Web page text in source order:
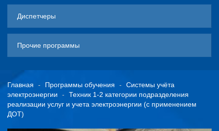
Диспетчеры
Прочие программы
Главная Программы обучения
Системы учёта
электроэнергии
Техник 1-2 категории подразделения
реализации услуг и учета электроэнергии (с применением
ДОТ)